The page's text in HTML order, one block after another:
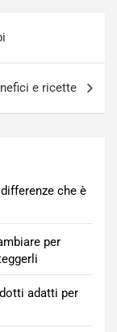
e ricette
che è
per
adatti per